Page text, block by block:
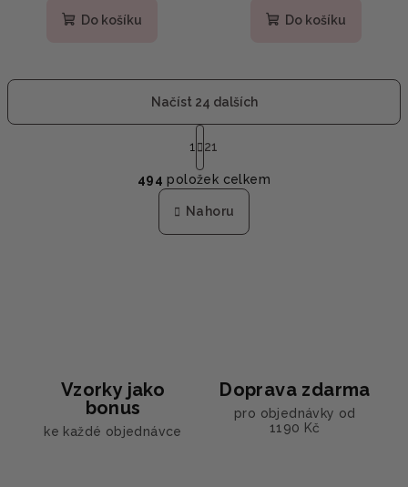
Do košíku
produktu
Do košíku
O
v
l
á
Načíst 24 dalších
S
t
r
á
n
k
o
1 21
494 položek celkem
Nahoru
Vzorky jako
bonus
ke každé objednávce
Doprava zdarma
pro objednávky od
1190 Kč